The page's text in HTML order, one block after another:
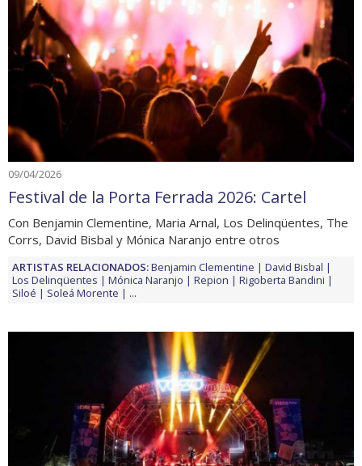
09/04/2026
Festival de la Porta Ferrada 2026: Cartel
Con Benjamin Clementine, Maria Arnal, Los Delinqüentes, The
Corrs, David Bisbal y Mónica Naranjo entre otros
ARTISTAS RELACIONADOS:Benjamin Clementine
David Bisbal
Los Delinqüentes
Mónica Naranjo Repion
Rigoberta Bandini
Siloé
Soleá Morente ...